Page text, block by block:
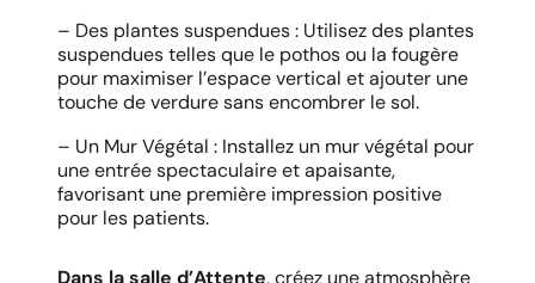
– Des plantes suspendues : Utilisez des plantes
suspendues telles que le pothos ou la fougère
pour maximiser l’espace vertical et ajouter une
touche de verdure sans encombrer le sol.
– Un Mur Végétal : Installez un mur végétal pour
une entrée spectaculaire et apaisante,
favorisant une première impression positive
pour les patients.
Dans la salle d’Attente, créez une atmosphère